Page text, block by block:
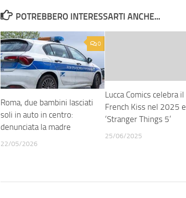
POTREBBERO INTERESSARTI ANCHE...
0
Roma, due bambini lasciati
soli in auto in centro:
denunciata la madre
22/05/2026
Lucca Comics celebra il
French Kiss nel 2025 e
‘Stranger Things 5’
25/06/2025